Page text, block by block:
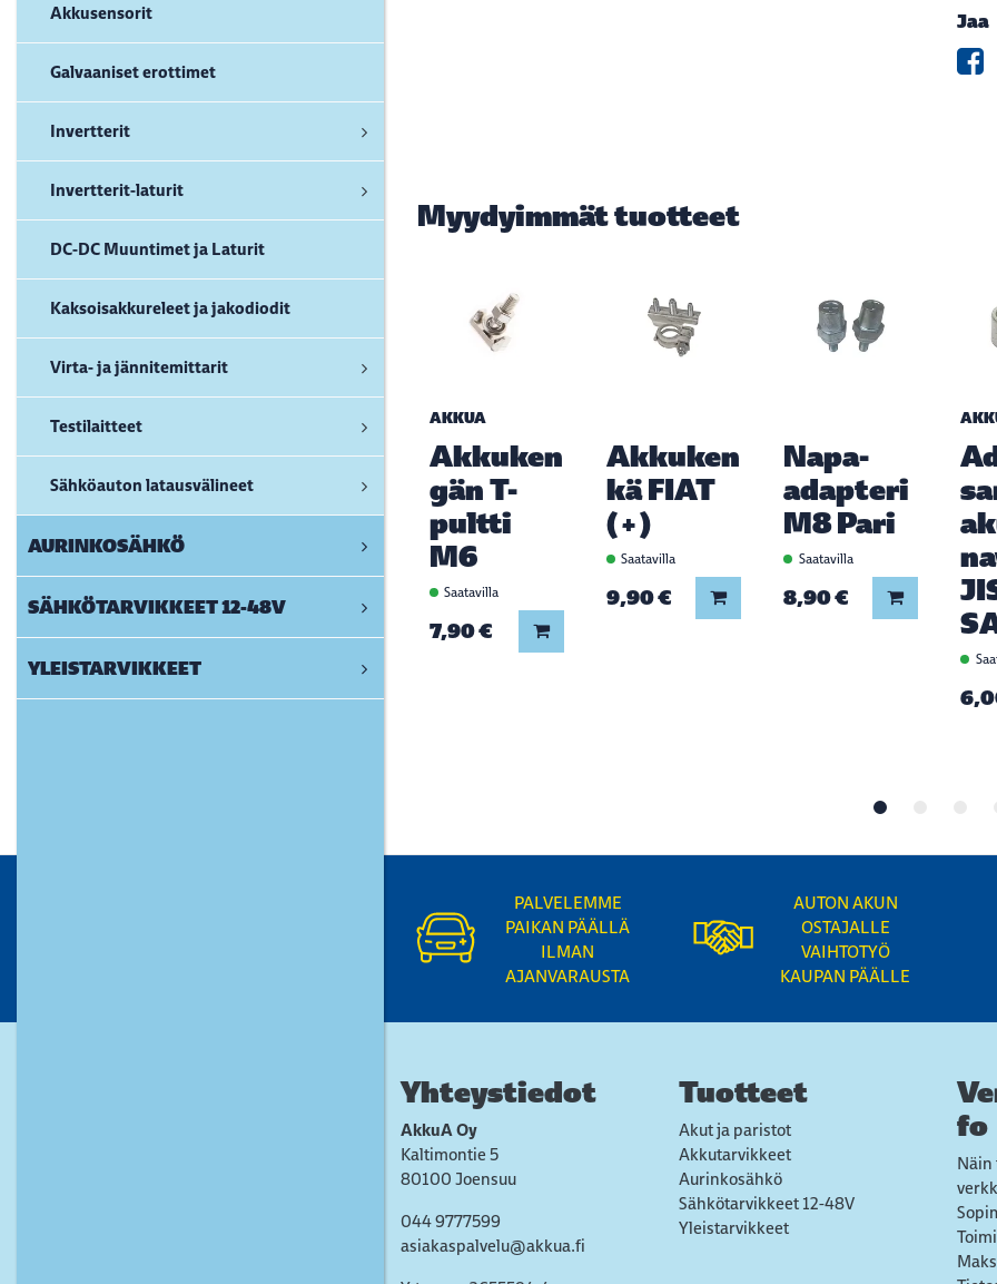
Akkusensorit
Galvaaniset erottimet
Invertterit
Invertterit-laturit
DC-DC Muuntimet ja Laturit
Kaksoisakkureleet ja jakodiodit
Virta- ja jännitemittarit
Testilaitteet
Sähköauton latausvälineet
AURINKOSÄHKÖ
SÄHKÖTARVIKKEET 12-48V
YLEISTARVIKKEET
Jaa
Myydyimmät tuotteet
AKKUA
Akkuken
gän T-
pultti
M6
Saatavilla
7,90 € Lisää koriin
Akkuken
kä FIAT
(+)
Saatavilla
9,90 € Lisää koriin
Napa-
adapteri
M8 Pari
Saatavilla
8,90 € Lisää koriin
PALVELEMME
PAIKAN PÄÄLLÄ
ILMAN
AJANVARAUSTA
AUTON AKUN
OSTAJALLE
VAIHTOTYÖ
KAUPAN PÄÄLLE
Yhteystiedot
AkkuA Oy
Kaltimontie 5
80100 Joensuu
044 9777599
asiakaspalvelu@akkua.fi
Tuotteet
Akut ja paristot
Akkutarvikkeet
Aurinkosähkö
Sähkötarvikkeet 12-48V
Yleistarvikkeet
fo
Näin